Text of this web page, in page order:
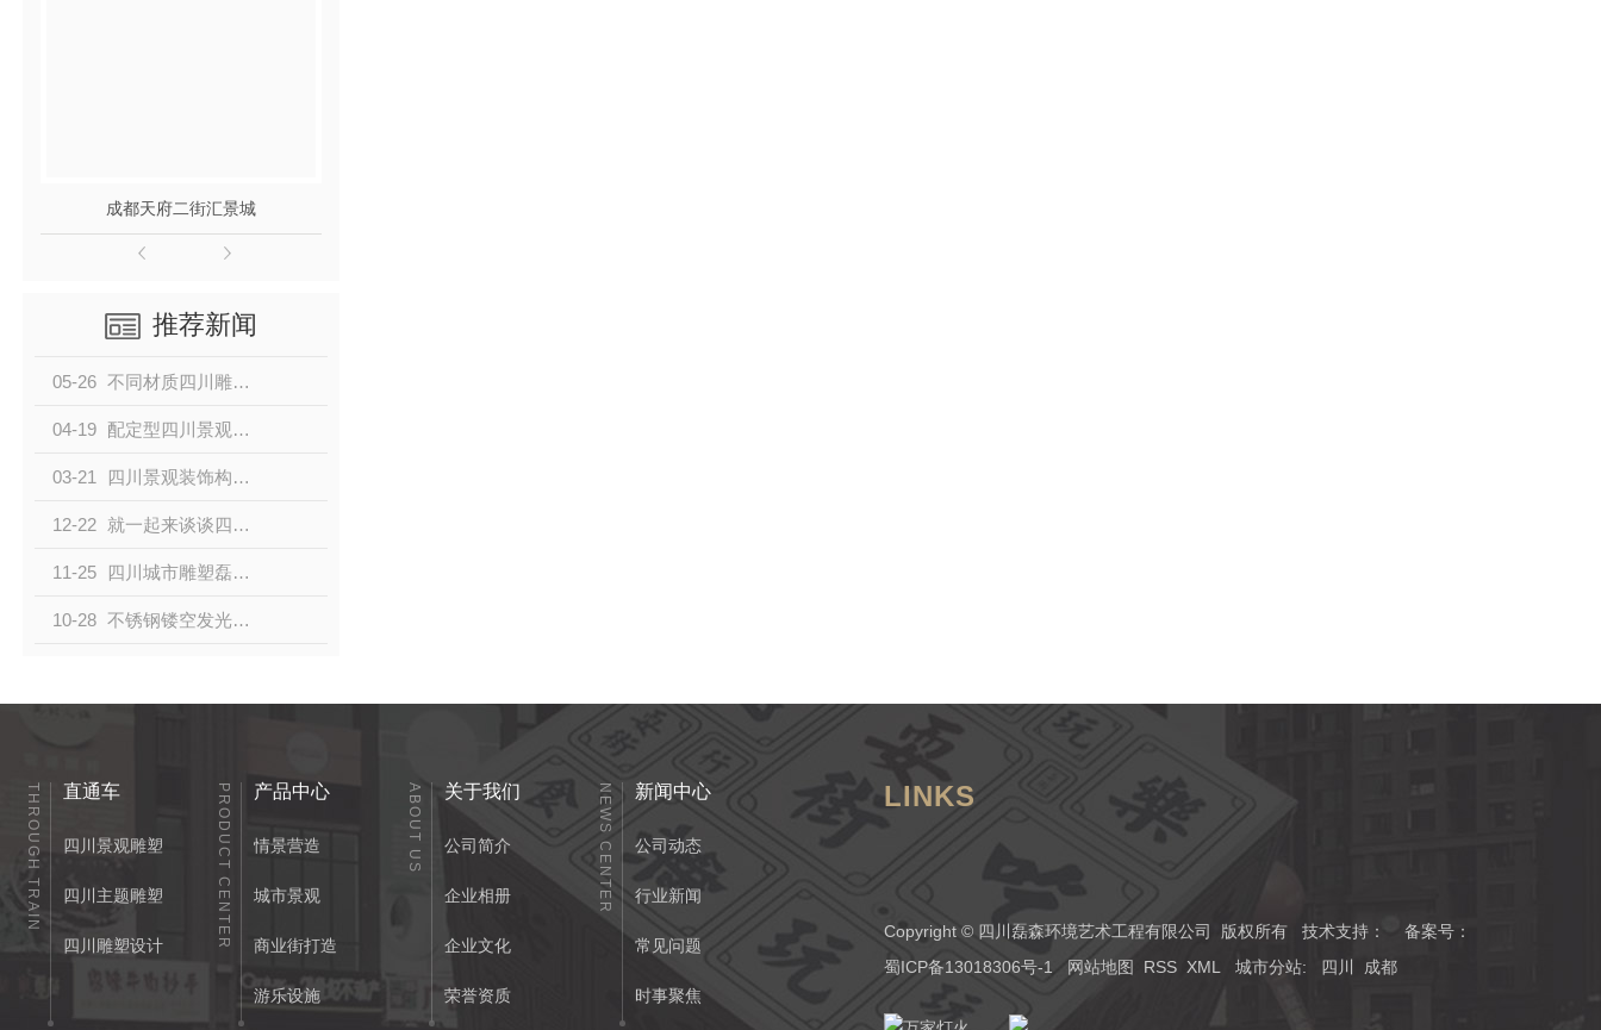
成都天府二街汇景城
推荐新闻
05-26 不同材质四川雕塑小品有何优点和缺点
04-19 配定型四川景观装饰构件是什么？
03-21 四川景观装饰构件说说仿木栏杆在园林中的特点所在！
12-22 就一起来谈谈四川城市雕塑的特点和用途吧！
11-25 四川城市雕塑磊森分享江西新余：小小木耳助增收
10-28 不锈钢镂空发光球雕塑四川雕塑小品
直通车
THROUGH TRAIN 四川景观雕塑
四川主题雕塑
四川雕塑设计
产品中心
PRODUCT CENTER 情景营造
城市景观
商业街打造
游乐设施
关于我们
ABOUT US 公司简介
企业相册
企业文化
荣誉资质
新闻中心
NEWS CENTER 公司动态
行业新闻
常见问题
时事聚焦
LINKS
Copyright © 四川磊森环境艺术工程有限公司 版权所有 技术支持：
备案号：
蜀ICP备13018306号-1
网站地图 RSS XML 城市分站: 四川 成都